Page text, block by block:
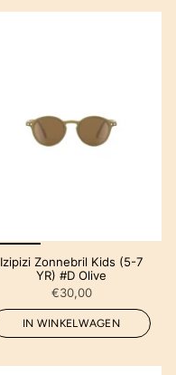
Izipizi Zonnebril Kids (5-7
YR) #D Olive
€30,00
IN WINKELWAGEN